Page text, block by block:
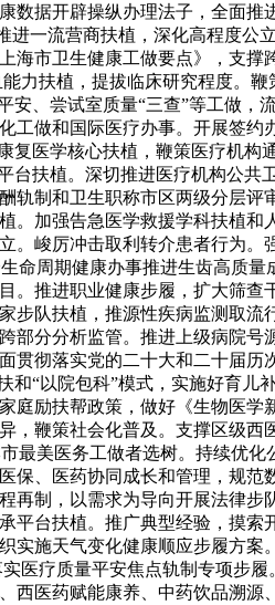
据开辟操纵办理法子，全面推
一流营商扶植，深化高程度公
海市卫生健康工做要点》，支撑
力扶植，提拔临床研究程度。
、尝试室质量“三查”等工做，
工做和国际医疗办事。开展签约
医学核心扶植，鞭策医疗机构
扶植。深切推进医疗机构公共
轨制和卫生职称市区两级分层评
。加强告急医学救援学科扶植和
峻厉冲击取利转介患者行为。
命周期健康办事推进生齿高质
推进职业健康步履，扩大筛查
队扶植，推源性疾病监测取流
部分分析监管。推进上级病院号
彻落实党的二十大和二十届历
“以院包科”模式，实施好育儿
庭励扶帮政策，做好《生物医学
鞭策社会化普及。支撑区级西
最美医务工做者选树。持续优
、医药协同成长和管理，规范
制，以需求为导向开展法律步
平台扶植。推广典型经验，摸索
实施天气变化健康顺应步履方案
医疗质量平安焦点轨制专项步
西医药赋能康养、中药饮品溯源